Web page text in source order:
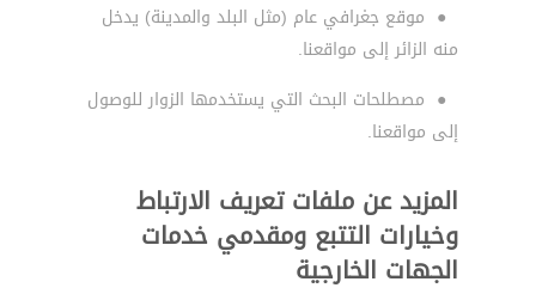
● موقع جغرافي عام (مثل البلد والمدينة) يدخل
منه الزائر إلى مواقعنا.
● مصطلحات البحث التي يستخدمها الزوار للوصول
إلى مواقعنا.
المزيد عن ملفات تعريف الارتباط
وخيارات التتبع ومقدمي خدمات
الجهات الخارجية